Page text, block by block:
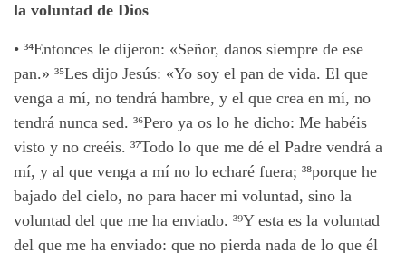
la voluntad de Dios
• ³⁴Entonces le dijeron: «Señor, danos siempre de ese
pan.» ³⁵Les dijo Jesús: «Yo soy el pan de vida. El que
venga a mí, no tendrá hambre, y el que crea en mí, no
tendrá nunca sed. ³⁶Pero ya os lo he dicho: Me habéis
visto y no creéis. ³⁷Todo lo que me dé el Padre vendrá a
mí, y al que venga a mí no lo echaré fuera; ³⁸porque he
bajado del cielo, no para hacer mi voluntad, sino la
voluntad del que me ha enviado. ³⁹Y esta es la voluntad
del que me ha enviado: que no pierda nada de lo que él